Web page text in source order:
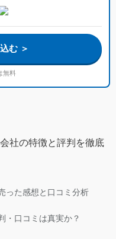
む ＞
無料
社の特徴と評判を徹底
った感想と口コミ分析
・口コミは真実か？